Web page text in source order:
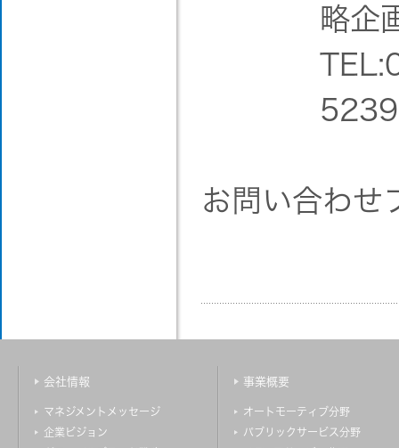
略企
5239
お問い合わせ
会社情報
マネジメントメッセージ
企業ビジョン
事業概要
オートモーティブ分野
パブリックサービス分野